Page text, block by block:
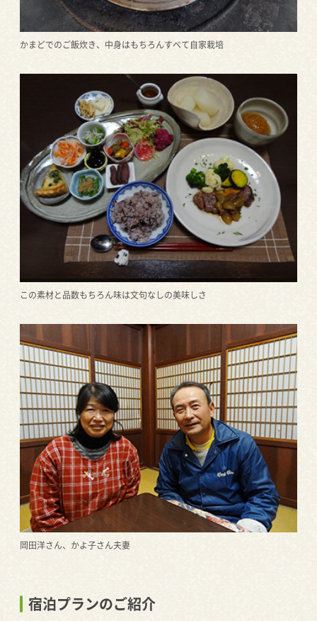
かまどでのご飯炊き、中身はもちろんすべて自家栽培
この素材と品数もちろん味は文句なしの美味しさ
岡田洋さん、かよ子さん夫妻
宿泊プランのご紹介